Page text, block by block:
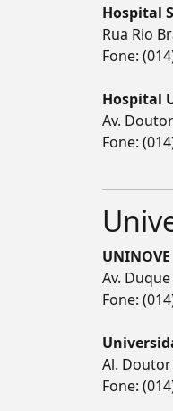
Hospital
Rua Rio
Fone:
Hospital
Av.
Fone:
UNINOVE
Av.
Fone:
Al.
Fone: